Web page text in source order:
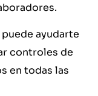
ayudarte
controles de
en todas las